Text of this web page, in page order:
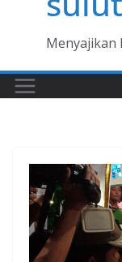
Menyajikan